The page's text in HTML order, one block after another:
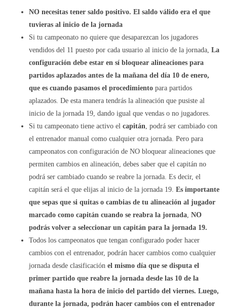
NO necesitas tener saldo positivo. El saldo válido era el que
tuvieras al inicio de la jornada
Si tu campeonato no quiere que desaparezcan los jugadores
vendidos del 11 puesto por cada usuario al inicio de la jornada, La
configuración debe estar en sí bloquear alineaciones para
partidos aplazados antes de la mañana del día 10 de enero,
que es cuando pasamos el procedimiento para partidos
aplazados. De esta manera tendrás la alineación que pusiste al
inicio de la jornada 19, dando igual que vendas o no jugadores.
Si tu campeonato tiene activo el capitán , podrá ser cambiado con
el entrenador manual como cualquier otra jornada. Pero para
campeonatos con configuración de NO bloquear alineaciones que
permiten cambios en alineación, debes saber que el capitán no
podrá ser cambiado cuando se reabre la jornada. Es decir, el
capitán será el que elijas al inicio de la jornada 19. Es importante
que sepas que si quitas o cambias de tu alineación al jugador
marcado como capitán cuando se reabra la jornada NO
podrás volver a seleccionar un capitán para la jornada 19.
Todos los campeonatos que tengan configurado poder hacer
cambios con el entrenador, podrán hacer cambios como cualquier
jornada desde clasificación el mismo día que se disputa el
primer partido que reabre la jornada desde las 10 de la
mañana hasta la hora de inicio del partido del viernes. Luego,
durante la jornada, podrán hacer cambios con el entrenador